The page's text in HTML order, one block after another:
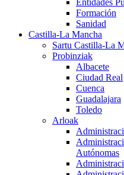
Entidades
Formación
Sanidad
Castilla-La Mancha
Sartu Castilla-La
Probinziak
Albacete
Ciudad Real
Cuenca
Guadalajara
Toledo
Arloak
Autónomas